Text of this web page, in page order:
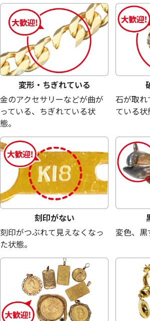
18金 (K18) メガネ
23.6g
参考買取価格
530,300円
変形・ちぎれている
金のアクセサリーなどが曲が
っている、ちぎれている状
態。
石が取
ている状
刻印がない
刻印がつぶれて見えなくなっ
た状態。
変色、黒